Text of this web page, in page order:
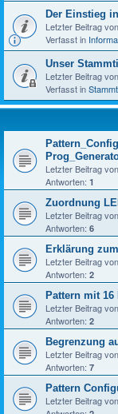
Der Einstieg
Letzter Beitrag von
Verfasst in
Unser
Letzter Beitrag von
Verfasst in
Letzter Beitrag von
Antworten: 1
Zuordnung
Letzter Beitrag von
Antworten: 6
Erklärung
Letzter Beitrag von
Antworten: 2
Pattern mit
Letzter Beitrag von
Antworten: 2
Begrenzung
Letzter Beitrag von
Antworten: 7
Pattern
Letzter Beitrag von